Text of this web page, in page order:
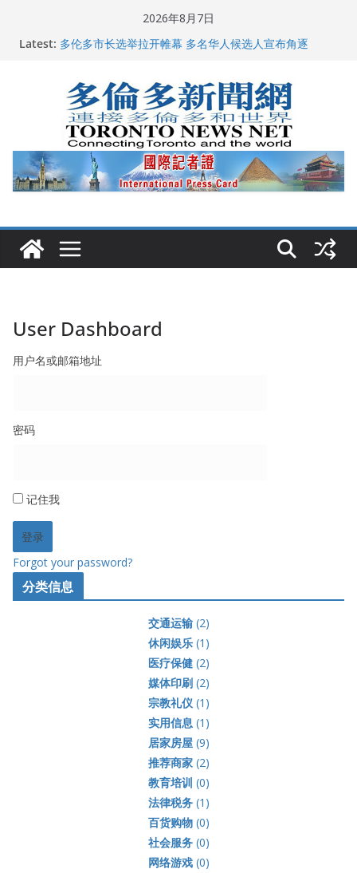
2026年8月7日
Latest: 多伦多市长选举拉开帷幕 多名华人候选人宣布角逐
特朗普称加拿大“不友善”并批评其领导层 卡尼：谈判事
关加拿大就业
2026加拿大青少年儿童绘画比赛颁奖典礼多伦多举行
龚晓华参加多伦多骄傲大游行 与市民分享竞选理念
User Dashboard
用户名或邮箱地址
密码
记住我
Forgot your password?
分类信息
交通运输(2)
休闲娱乐(1)
医疗保健(2)
媒体印刷(2)
宗教礼仪(1)
实用信息 (1)
居家房屋(9)
推荐商家(2)
教育培训 (0)
法律税务(1)
百货购物(0)
社会服务(0)
网络游戏(0)